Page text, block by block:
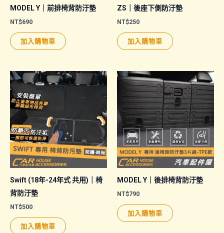
MODEL Y｜前排椅背防汙墊
NT$690
加入購物車
ZS｜後座下側防汙墊
NT$250
加入購物車
Swift (18年-24年式 共用)｜椅
背防汙墊
NT$500
加入購物車
MODEL Y｜後排椅背防汙墊
NT$790
加入購物車